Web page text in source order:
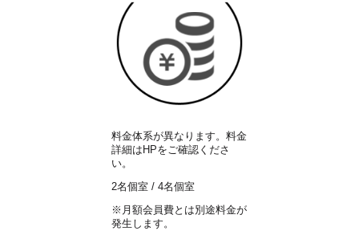
料金体系が異なります。料金
詳細はHPをご確認くださ
い。
2名個室 / 4名個室
※月額会員費とは別途料金が
発生します。